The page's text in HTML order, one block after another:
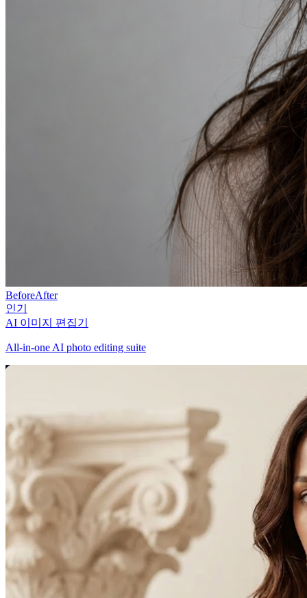
BeforeAfter
인기
AI 이미지 편집기
All-in-one AI photo editing suite